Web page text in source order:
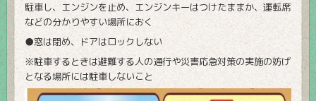
駐車し、エンジンを止め、エンジンキーはつけたままか、運転席
などの分かりやすい場所におく
●窓は閉め、ドアはロックしない
※駐車するときは避難する人の通行や災害応急対策の実施の妨げ
となる場所には駐車しないこと